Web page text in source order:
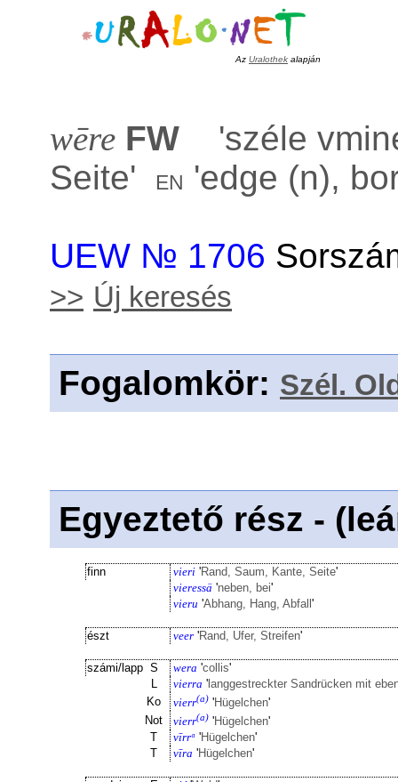
Az Uralothek alapján
wēre FW 'széle
Seite' en 'edge (n),
UEW № 1706
>> Új keresés
Fogalomkör: Szél.
Egyeztető rész -
finn vieri 'Rand, Saum, Kante, Seite'
vieressä 'neben, bei'
vieru 'Abhang, Hang, Abfall '
észt veer 'Rand, Ufer, Streifen'
számi/lapp S wera 'collis'
L
vierra ' langgestreckter Sandrücken mit
Ko
vierr(a) 'Hügelchen'
Not
vierr(a) 'Hügelchen'
T
vīrrᵅ 'Hügelchen'
T
vīra 'Hügelchen'